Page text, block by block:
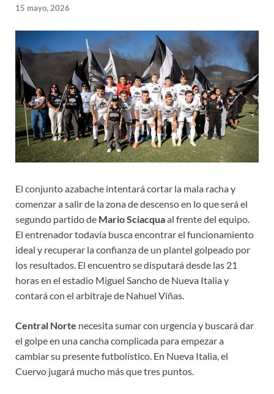
15 mayo, 2026
El conjunto azabache intentará cortar la mala racha y
comenzar a salir de la zona de descenso en lo que será el
segundo partido de Mario Sciacquaal frente del equipo.
El entrenador todavía busca encontrar el funcionamiento
ideal y recuperar la confianza de un plantel golpeado por
los resultados. El encuentro se disputará desde las 21
horas en el estadio Miguel Sancho de Nueva Italia y
contará con el arbitraje de Nahuel Viñas.
Central Norte necesita sumar con urgencia y buscará dar
el golpe en una cancha complicada para empezar a
cambiar su presente futbolístico. En Nueva Italia, el
Cuervo jugará mucho más que tres puntos.